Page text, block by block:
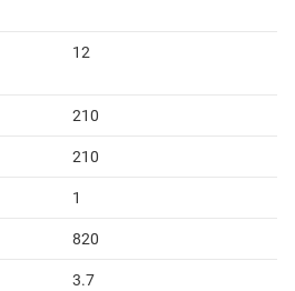
12
210
210
1
820
3.7